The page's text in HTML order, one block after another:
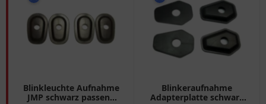
Blinkleuchte Aufnahme
JMP schwarz passend
Blinkeraufnahme
Adapterplatte schwarz